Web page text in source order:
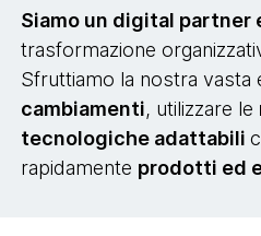
Siamo un digital partner
trasformazione
Sfruttiamo la nostra vasta
cambiamenti, utilizzare le
tecnologiche adattabili
rapidamente prodotti ed